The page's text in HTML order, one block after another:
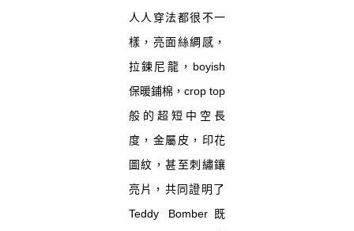
人人穿法都很不一
樣，亮面絲綢感，
拉鍊尼龍， boyish
保暖鋪棉，crop top
般的超短中空長
度，金屬皮，印花
圖紋，甚至刺繡鑲
亮片， 共同證明了
Teddy Bomber既